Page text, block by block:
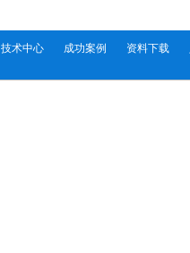
技术中心 成功案例 资料下载